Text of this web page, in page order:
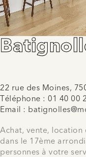
22 rue des Moines,
Téléphone : 01 40 00
Email :
Achat, vente, location
dans le 17ème
personnes à votre